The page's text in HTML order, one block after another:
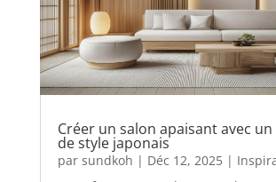
Créer un salon apaisant avec
de style japonais
par sundkoh | Déc 12, 2025|